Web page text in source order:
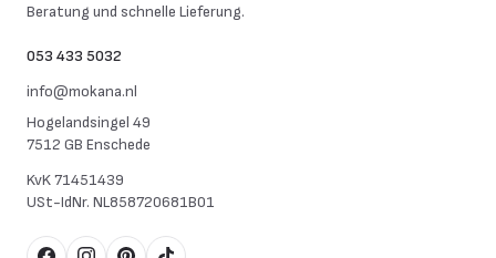
Beratung und schnelle Lieferung.
053 433 5032
info@mokana.nl
Hogelandsingel 49
7512 GB Enschede
KvK71451439
USt-IdNr. NL858720681B01